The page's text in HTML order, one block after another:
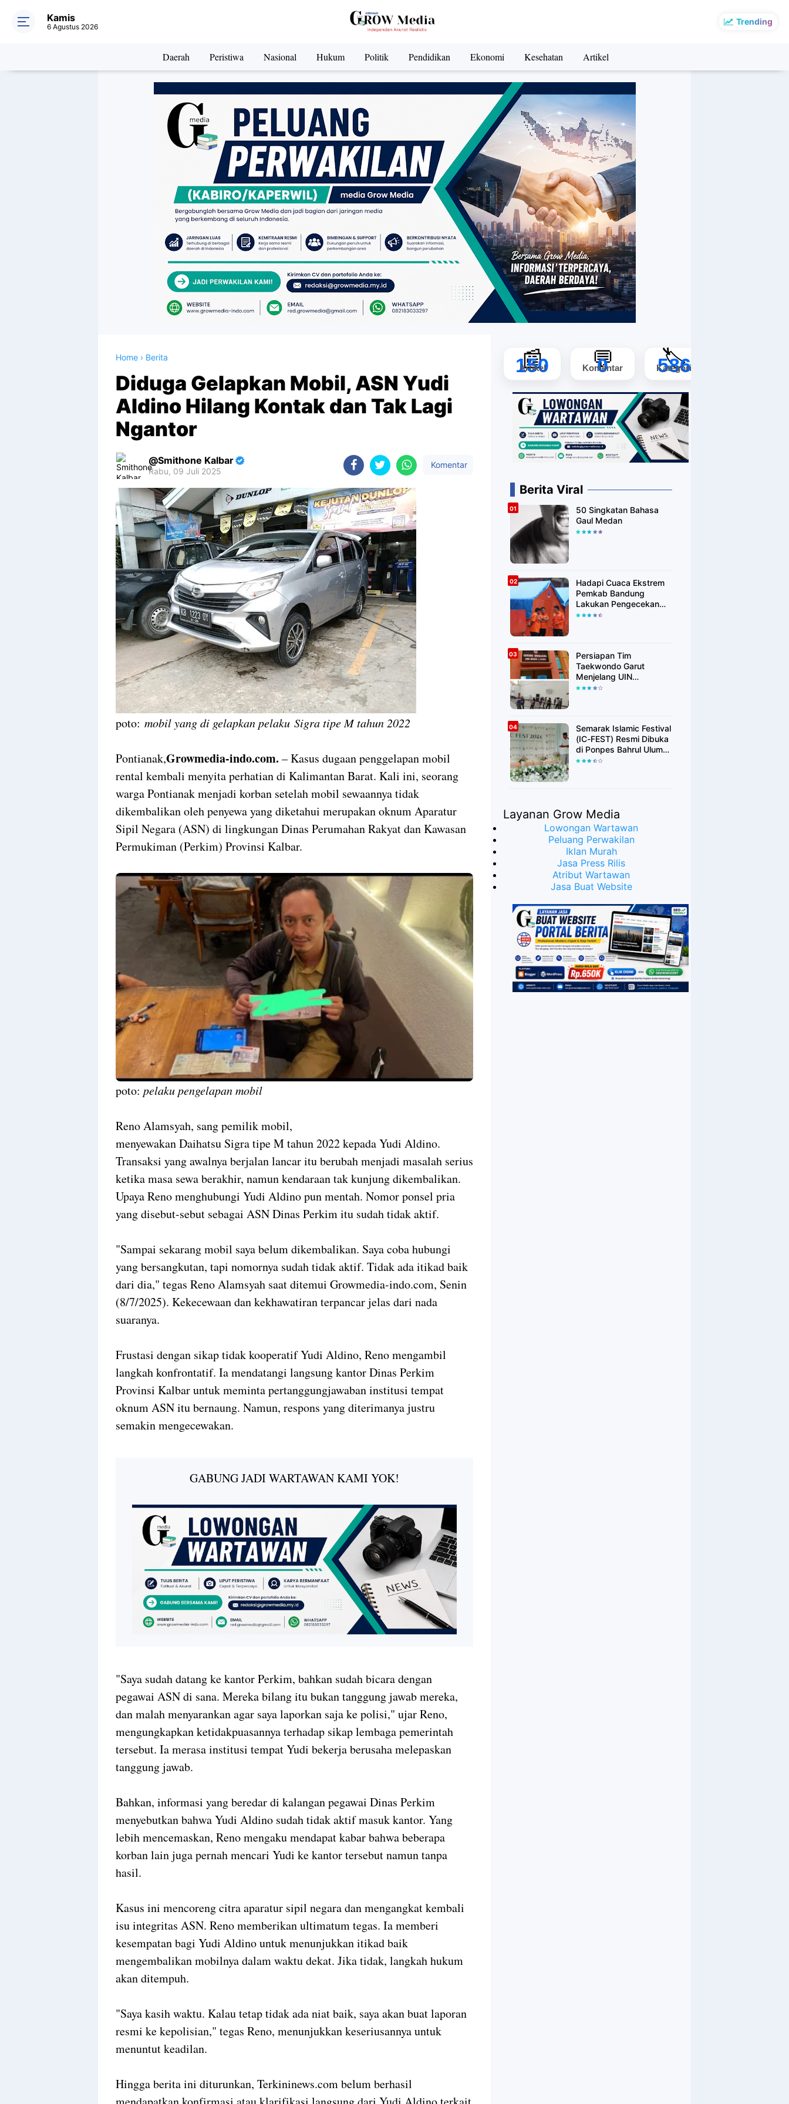
Trending
Kamis
6 Agustus 2026
Daerah Peristiwa Nasional Hukum Politik Pendidikan Ekonomi Kesehatan Artikel
Home › Berita
Diduga Gelapkan Mobil, ASN Yudi
Aldino Hilang Kontak dan Tak Lagi
Ngantor
Smithone Kalbar
Rabu, 09 Juli 2025
Komentar
Premium
By
Raushan
Design
With
Shroff
Templates
poto: mobil yang di gelapkan pelaku Sigra tipe M tahun 2022
Pontianak,Growmedia-indo.com. – Kasus dugaan penggelapan mobil
rental kembali menyita perhatian di Kalimantan Barat. Kali ini, seorang
warga Pontianak menjadi korban setelah mobil sewaannya tidak
dikembalikan oleh penyewa yang diketahui merupakan oknum Aparatur
Sipil Negara (ASN) di lingkungan Dinas Perumahan Rakyat dan Kawasan
Permukiman (Perkim) Provinsi Kalbar.
poto: pelaku pengelapan mobil
Reno Alamsyah, sang pemilik mobil,
menyewakan Daihatsu Sigra tipe M tahun 2022 kepada Yudi Aldino.
Transaksi yang awalnya berjalan lancar itu berubah menjadi masalah serius
ketika masa sewa berakhir, namun kendaraan tak kunjung dikembalikan.
Upaya Reno menghubungi Yudi Aldino pun mentah. Nomor ponsel pria
yang disebut-sebut sebagai ASN Dinas Perkim itu sudah tidak aktif.
"Sampai sekarang mobil saya belum dikembalikan. Saya coba hubungi
yang bersangkutan, tapi nomornya sudah tidak aktif. Tidak ada itikad baik
dari dia," tegas Reno Alamsyah saat ditemui Growmedia-indo.com, Senin
(8/7/2025). Kekecewaan dan kekhawatiran terpancar jelas dari nada
suaranya.
Frustasi dengan sikap tidak kooperatif Yudi Aldino, Reno mengambil
langkah konfrontatif. Ia mendatangi langsung kantor Dinas Perkim
Provinsi Kalbar untuk meminta pertanggungjawaban institusi tempat
oknum ASN itu bernaung. Namun, respons yang diterimanya justru
semakin mengecewakan.
GABUNG JADI WARTAWAN KAMI YOK!
"Saya sudah datang ke kantor Perkim, bahkan sudah bicara dengan
pegawai ASN di sana. Mereka bilang itu bukan tanggung jawab mereka,
dan malah menyarankan agar saya laporkan saja ke polisi," ujar Reno,
mengungkapkan ketidakpuasannya terhadap sikap lembaga pemerintah
tersebut. Ia merasa institusi tempat Yudi bekerja berusaha melepaskan
tanggung jawab.
Bahkan, informasi yang beredar di kalangan pegawai Dinas Perkim
menyebutkan bahwa Yudi Aldino sudah tidak aktif masuk kantor. Yang
lebih mencemaskan, Reno mengaku mendapat kabar bahwa beberapa
korban lain juga pernah mencari Yudi ke kantor tersebut namun tanpa
hasil.
Kasus ini mencoreng citra aparatur sipil negara dan mengangkat kembali
isu integritas ASN. Reno memberikan ultimatum tegas. Ia memberi
kesempatan bagi Yudi Aldino untuk menunjukkan itikad baik
mengembalikan mobilnya dalam waktu dekat. Jika tidak, langkah hukum
akan ditempuh.
"Saya kasih waktu. Kalau tetap tidak ada niat baik, saya akan buat laporan
resmi ke kepolisian," tegas Reno, menunjukkan keseriusannya untuk
menuntut keadilan.
Hingga berita ini diturunkan, Terkininews.com belum berhasil
📰
150
Artikel 💬
0
Komentar 🏷️
586
Kategori
Berita Viral
50 Singkatan Bahasa
Gaul Medan
Hadapi Cuaca Ekstrem
Pemkab Bandung
Lakukan Pengecekan
Peralatan Kebencanaan
Persiapan Tim
Taekwondo Garut
Menjelang UIN
Championship 6
Semarak Islamic Festival
(IC-FEST) Resmi Dibuka
di Ponpes Bahrul Ulum
Islamic Center
Layanan Grow Media
Lowongan Wartawan
Peluang Perwakilan
Iklan Murah
Jasa Press Rilis
Atribut Wartawan
Jasa Buat Website